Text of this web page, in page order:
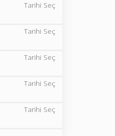
Tarihi Seç
Tarihi Seç
Tarihi Seç
Tarihi Seç
Tarihi Seç